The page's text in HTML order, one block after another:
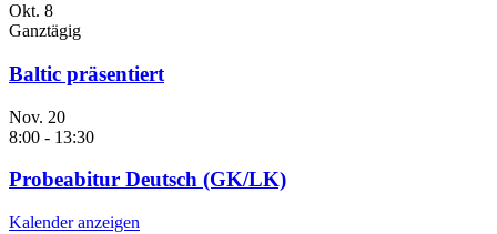
Okt. 8
Ganztägig
Baltic präsentiert
Nov. 20
8:00 - 13:30
Probeabitur Deutsch (GK/LK)
Kalender anzeigen